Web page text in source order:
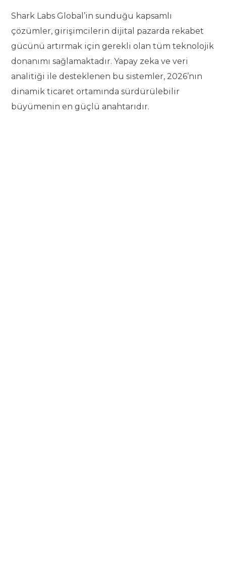
Shark Labs Global’in sunduğu kapsamlı
çözümler, girişimcilerin dijital pazarda rekabet
gücünü artırmak için gerekli olan tüm teknolojik
donanımı sağlamaktadır. Yapay zeka ve veri
analitiği ile desteklenen bu sistemler, 2026’nın
dinamik ticaret ortamında sürdürülebilir
büyümenin en güçlü anahtarıdır.